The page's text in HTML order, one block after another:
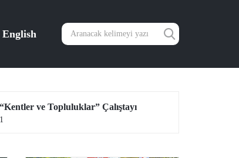
English
ve Topluluklar” Çalıştayı